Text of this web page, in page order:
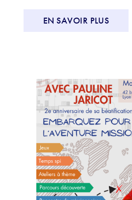
EN SAVOIR PLUS